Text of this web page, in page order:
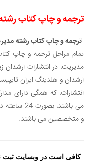
ترجمه و چاپ کتاب
ترجمه و چاپ کتاب رشته
تمام مراحل ترجمه و چاپ
مدیریت، در انتشارات
ارشدان و هلدینگ ایران
انتشارات، که همگی دارای
می
و متخصصین می باشند.
کافی است در وبسایت ثبت